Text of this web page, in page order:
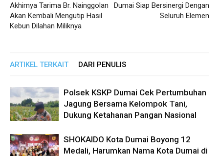
Akhirnya Tarima Br. Nainggolan
Akan Kembali Mengutip Hasil
Kebun Dilahan Miliknya
Dumai Siap Bersinergi Dengan
Seluruh Elemen
ARTIKEL TERKAIT DARI PENULIS
Polsek KSKP Dumai Cek Pertumbuhan
Jagung Bersama Kelompok Tani,
Dukung Ketahanan Pangan Nasional
SHOKAIDO Kota Dumai Boyong 12
Medali, Harumkan Nama Kota Dumai di